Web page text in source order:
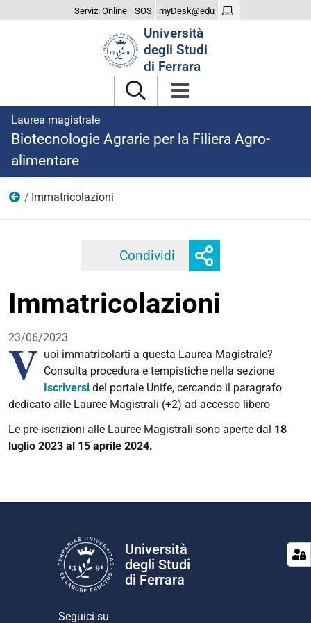
Servizi Online SOS myDesk@edu
Università
degli Studi
di Ferrara
Laurea magistrale
Biotecnologie Agrarie per la Filiera Agro-
alimentare
2023
Immatricolazioni
Condividi Facebook
opzioni
di
Immatricolazioni
23/06/2023
V uoi immatricolarti a questa Laurea Magistrale?
Consulta procedura e tempistiche nella sezione
Iscriversi del portale Unife, cercando il paragrafo
dedicato alle Lauree Magistrali (+2) ad accesso libero
Le pre-iscrizioni alle Lauree Magistrali sono aperte dal 18
luglio 2023 al 15 aprile 2024.
Università
degli Studi
di Ferrara
Seguici su